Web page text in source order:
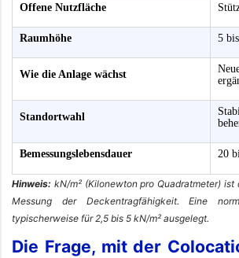
Offene Nutzfläche
Raumhöhe 5
Wie die Anlage wächst
Standortwahl
Bemessungslebensdauer 20
Hinweis: kN/m² (Kilonewton pro Quadratmeter)
Messung der Deckentragfähigkeit. Eine
typischerweise für 2,5 bis 5 kN/m² ausgelegt.
Die Frage, mit der